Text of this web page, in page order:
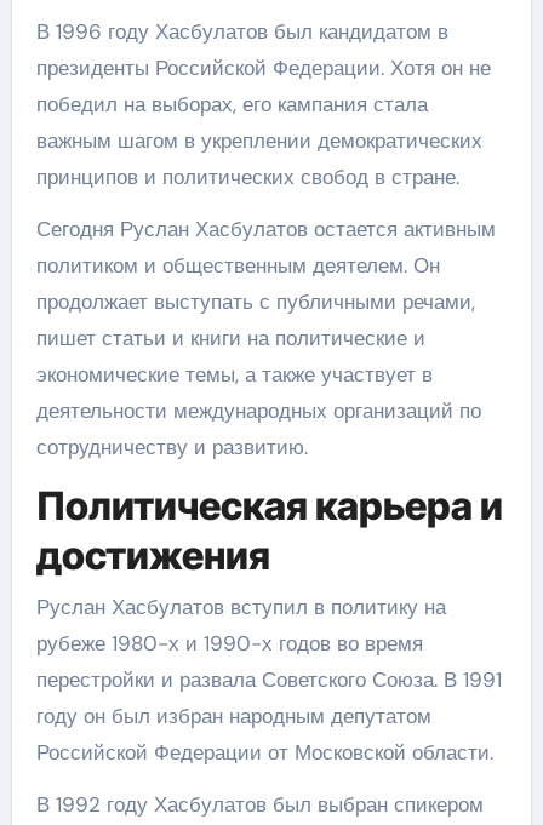
В 1996 году Хасбулатов был кандидатом в
президенты Российской Федерации. Хотя он не
победил на выборах, его кампания стала
важным шагом в укреплении демократических
принципов и политических свобод в стране.
Сегодня Руслан Хасбулатов остается активным
политиком и общественным деятелем. Он
продолжает выступать с публичными речами,
пишет статьи и книги на политические и
экономические темы, а также участвует в
деятельности международных организаций по
сотрудничеству и развитию.
Политическая карьера и
достижения
Руслан Хасбулатов вступил в политику на
рубеже 1980-х и 1990-х годов во время
перестройки и развала Советского Союза. В 1991
году он был избран народным депутатом
Российской Федерации от Московской области.
В 1992 году Хасбулатов был выбран спикером